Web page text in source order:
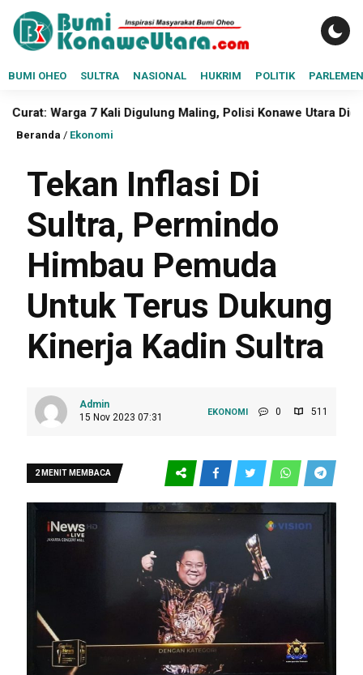
BUMI OHEO SULTRA NASIONAL HUKRIM POLITIK PARLEMEN
7 Kali Digulung Maling, Polisi Konawe Utara Didesak Buka
Beranda / Ekonomi
Tekan Inflasi Di
Sultra, Permindo
Himbau Pemuda
Untuk Terus Dukung
Kinerja Kadin Sultra
Admin
15 Nov 2023 07:31
EKONOMI 0 511
2 MENIT MEMBACA